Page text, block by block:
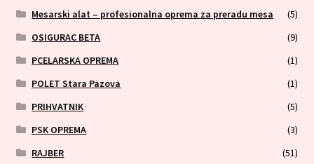
Mesarski alat – profesionalna oprema za preradu mesa
(5)
OSIGURAC BETA
(9)
PCELARSKA OPREMA
(1)
POLET Stara Pazova
(1)
PRIHVATNIK
(5)
PSK OPREMA
(3)
RAJBER
(51)